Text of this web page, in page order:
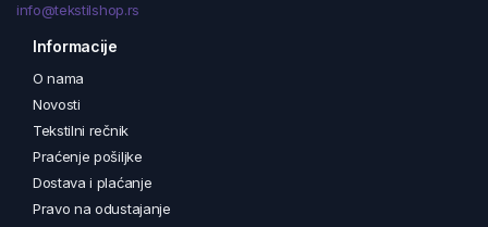
info@tekstilshop.rs
Informacije
O nama
Novosti
Tekstilni rečnik
Praćenje pošiljke
Dostava i plaćanje
Pravo na odustajanje